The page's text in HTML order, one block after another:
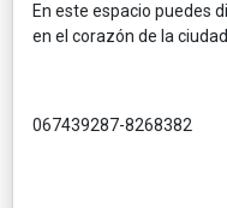
En este espacio puedes
en el corazón de la ciudad.
067439287-8268382